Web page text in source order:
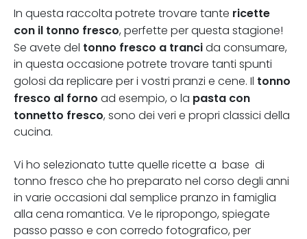
In questa raccolta potrete trovare tante ricette
con il tonno fresco, perfette per questa stagione!
Se avete del tonno fresco a tranci da consumare,
in questa occasione potrete trovare tanti spunti
golosi da replicare per i vostri pranzi e cene. Il tonno
fresco al forno ad esempio, o la pasta con
tonnetto fresco, sono dei veri e propri classici della
cucina.
Vi ho selezionato tutte quelle ricette a base di
tonno fresco che ho preparato nel corso degli anni
in varie occasioni dal semplice pranzo in famiglia
alla cena romantica. Ve le ripropongo, spiegate
passo passo e con corredo fotografico, per